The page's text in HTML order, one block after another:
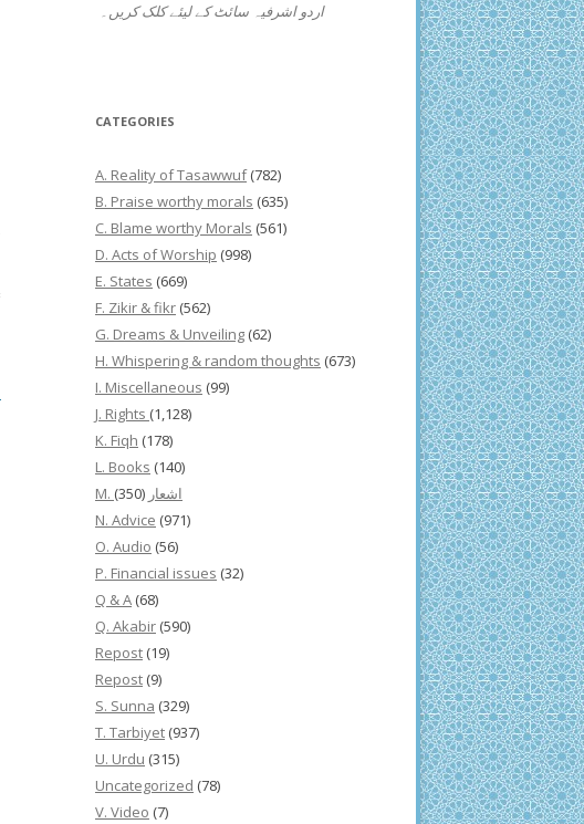
اردو اشرفیہ سائٹ کے لیئے کلک کریں۔
CATEGORIES
A. Reality of Tasawwuf(782)
B. Praise worthy morals (635)
C. Blame worthy Morals (561)
D. Acts of Worship (998)
E. States (669)
F. Zikir & fikr (562)
G. Dreams & Unveiling (62)
H. Whispering & random thoughts (673)
I. Miscellaneous (99)
J. Rights (1,128)
K. Fiqh (178)
L. Books (140)
M. اشعار (350)
N. Advice (971)
O. Audio (56)
P. Financial issues (32)
Q & A (68)
Q. Akabir (590)
Repost (19)
Repost (9)
S. Sunna (329)
T. Tarbiyet (937)
U. Urdu (315)
Uncategorized (78)
V. Video (7)